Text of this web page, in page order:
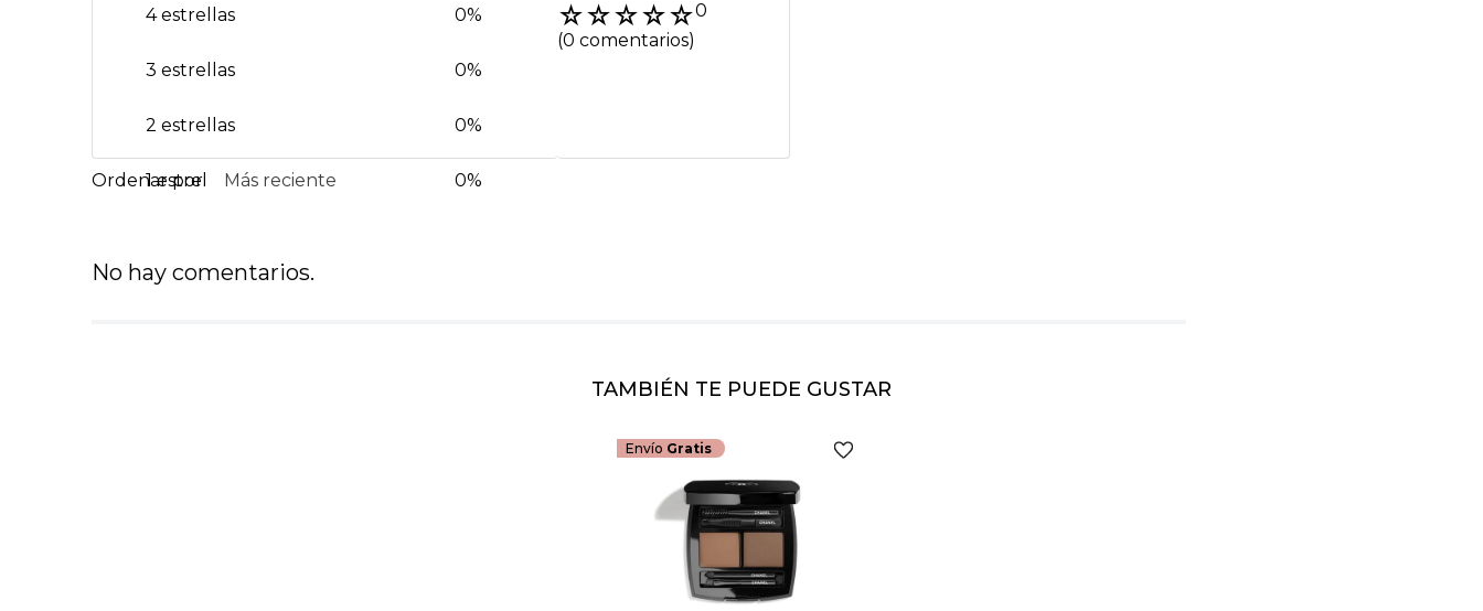
☆☆☆☆☆0
(0 comentarios)
4 estrellas 0%
3 estrellas 0%
2 estrellas 0%
1 estrella 0%
Más reciente
No hay comentarios.
TAMBIÉN TE PUEDE GUSTAR
Envío Gratis